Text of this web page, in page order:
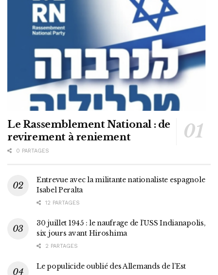
Le Rassemblement National : de
revirement à reniement
0 PARTAGES
Entrevue avec la militante nationaliste espagnole
Isabel Peralta
12 PARTAGES
30 juillet 1945 : le naufrage de l’USS Indianapolis,
six jours avant Hiroshima
2 PARTAGES
Le populicide oublié des Allemands de l’Est